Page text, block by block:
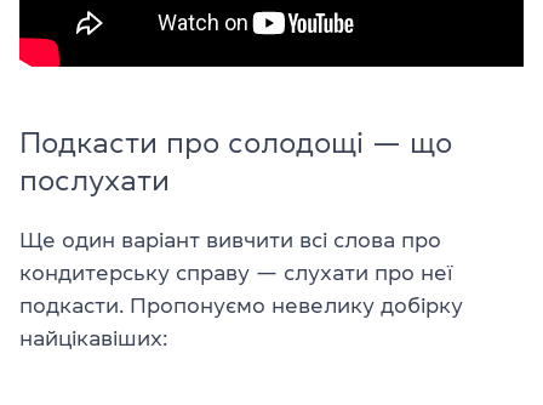
Подкасти про солодощі — що
послухати
Ще один варіант вивчити всі слова про
кондитерську справу — слухати про неї
подкасти. Пропонуємо невелику добірку
найцікавіших: